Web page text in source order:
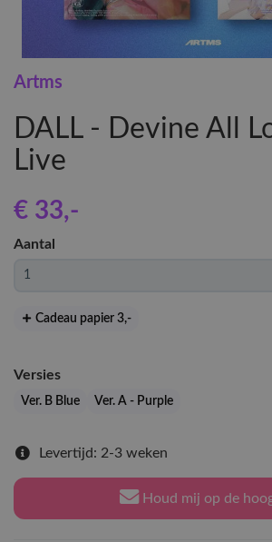
Artms
DALL - Devine All
Live
€ 33,-
Aantal
Cadeau papier 3,-
Versies
Ver. B Blue Ver. A - Purple
Levertijd: 2-3 weken
Houd mij op de